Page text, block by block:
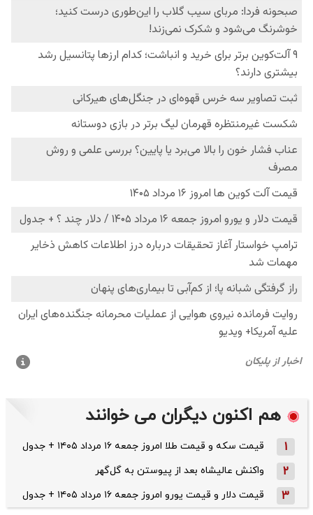
هم اکنون دیگران می خوانند
1 قیمت سکه و قیمت طلا امروز جمعه ۱۶ مرداد ۱۴۰۵ + جدول
2 واکنش عالیشاه بعد از پیوستن به گل‌گهر
3 قیمت دلار و قیمت یورو امروز جمعه ۱۶ مرداد ۱۴۰۵ + جدول